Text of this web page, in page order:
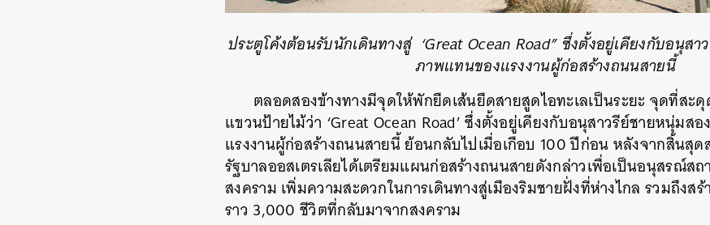
ประตูโค้งต้อนรับนักเดินทางสู่ ‘Great Ocean Road” ซึ่งตั้งอยู่เคียงกับอนุส
ภาพแทนของแรงงานผู้ก่อสร้างถนนสายนี้
ตลอดสองข้างทางมีจุดให้พักยืดเส้นยืดสายสูดไอทะเลเป็นระยะ จุดที่สะ
แขวนป้ายไม้ว่า ‘Great Ocean Road’ ซึ่งตั้งอยู่เคียงกับอนุสาวรีย์ชายหนุ่ม
แรงงานผู้ก่อสร้างถนนสายนี้ ย้อนกลับไปเมื่อเกือบ 100 ปีก่อน หลังจากสิ้นสุด
รัฐบาลออสเตรเลียได้เตรียมแผนก่อสร้างถนนสายดังกล่าวเพื่อเป็นอนุสรณ์ส
สงคราม เพิ่มความสะดวกในการเดินทางสู่เมืองริมชายฝั่งที่ห่างไกล รวมถึงส
ราว 3,000 ชีวิตที่กลับมาจากสงคราม